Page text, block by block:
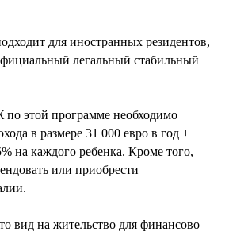
для иностранных резидентов,
легальный стабильный
этой программе необходимо
в размере 31 000 евро в год +
на каждого ребенка. Кроме того,
или приобрести
вид на жительство для финансово